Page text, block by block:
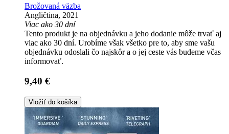
Brožovaná väzba
Angličtina, 2021
Viac ako 30 dní
Tento produkt je na objednávku a jeho dodanie môže trvať aj
viac ako 30 dní. Urobíme však všetko pre to, aby sme vašu
objednávku odoslali čo najskôr a o jej ceste vás budeme včas
informovať.
9,40 €
Vložiť do košíka